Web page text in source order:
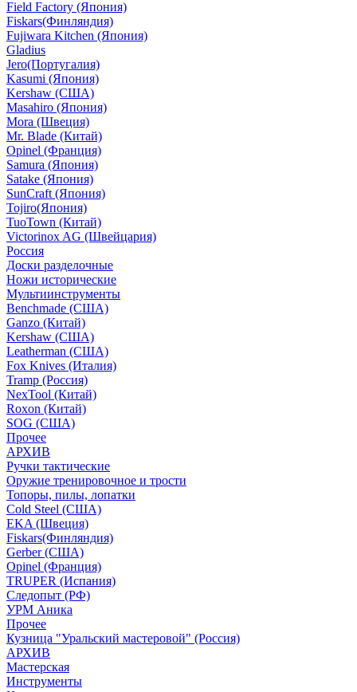
Field Factory (Япония)
Fiskars(Финляндия)
Fujiwara Kitchen (Япония)
Gladius
Jero(Португалия)
Kasumi (Япония)
Kershaw (США)
Masahiro (Япония)
Mora (Швеция)
Mr. Blade (Китай)
Opinel (Франция)
Samura (Япония)
Satake (Япония)
SunCraft (Япония)
Tojiro(Япония)
TuoTown (Китай)
Victorinox AG (Швейцария)
Россия
Доски разделочные
Ножи исторические
Мультиинструменты
Benchmade (США)
Ganzo (Китай)
Kershaw (США)
Leatherman (США)
Fox Knives (Италия)
Tramp (Россия)
NexTool (Китай)
Roxon (Китай)
SOG (США)
Прочее
АРХИВ
Ручки тактические
Оружие тренировочное и трости
Топоры, пилы, лопатки
Cold Steel (США)
EKA (Швеция)
Fiskars(Финляндия)
Gerber (США)
Opinel (Франция)
TRUPER (Испания)
Следопыт (РФ)
УРМ Аника
Прочее
Кузница "Уральский мастеровой" (Россия)
АРХИВ
Мастерская
Инструменты